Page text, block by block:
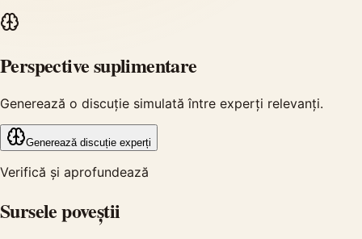
Perspective suplimentare
Generează o discuție simulată între experți relevanți.
Generează discuție experți
Verifică și aprofundează
Sursele poveștii